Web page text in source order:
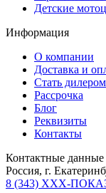
Детские
Информация
О компании
Доставка и
Стать дилером
Рассрочка
Блог
Реквизиты
Контакты
Контактные данные
Россия, г.
8 (343) XXX-